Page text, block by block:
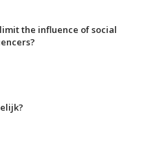
the influence of social